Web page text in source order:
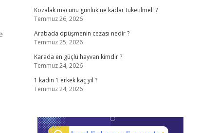
Kozalak macunu günlük ne kadar tüketilmeli ?
Temmuz 26, 2026
Arabada öpüşmenin cezası nedir ?
Temmuz 25, 2026
Karada en güçlü hayvan kimdir ?
Temmuz 24, 2026
1 kadın 1 erkek kaç yıl ?
Temmuz 24, 2026